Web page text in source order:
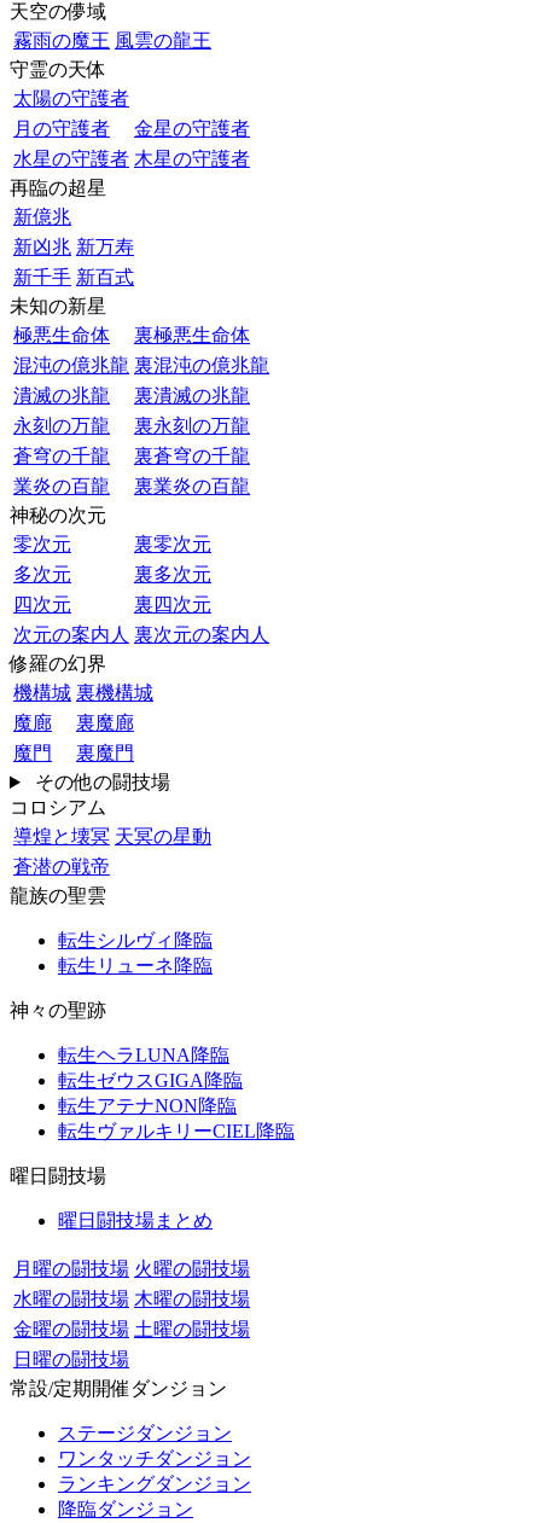
天空の儚域
霧雨の魔王 風雲の龍王
守霊の天体
太陽の守護者
月の守護者
金星の守護者
水星の守護者 木星の守護者
再臨の超星
新億兆
新凶兆 新万寿
新千手 新百式
未知の新星
極悪生命体
裏極悪生命体
混沌の億兆龍 裏混沌の億兆龍
潰滅の兆龍
裏潰滅の兆龍
永刻の万龍
裏永刻の万龍
蒼穹の千龍
裏蒼穹の千龍
業炎の百龍
裏業炎の百龍
神秘の次元
零次元
裏零次元
多次元
裏多次元
四次元
裏四次元
次元の案内人 裏次元の案内人
修羅の幻界
機構城 裏機構城
魔廊
裏魔廊
魔門
裏魔門
その他の闘技場
コロシアム
導煌と壊冥 天冥の星動
蒼潜の戦帝
龍族の聖雲
転生シルヴィ降臨
転生リューネ降臨
神々の聖跡
転生ヘラLUNA降臨
転生ゼウスGIGA降臨
転生アテナNON降臨
転生ヴァルキリーCIEL降臨
曜日闘技場
曜日闘技場まとめ
月曜の闘技場 火曜の闘技場
水曜の闘技場 木曜の闘技場
金曜の闘技場 土曜の闘技場
日曜の闘技場
常設/定期開催ダンジョン
ステージダンジョン
ワンタッチダンジョン
ランキングダンジョン
降臨ダンジョン